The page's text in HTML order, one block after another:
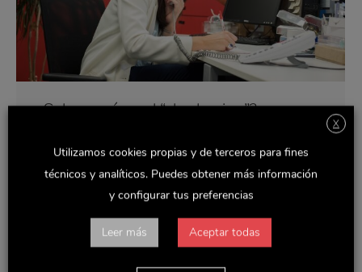
¿Sabes qué es el “shadowing”?
El «shadowing» es una iniciativa que ha puesto en
marcha el Observatorio de Innovación en el Empleo,
OIE, y que consiste en que estudiantes universitarios
sombra» de los directivos de diversos departamentos.
En Delaviuda Confectionery Group, como miembros
X
Utilizamos cookies propias y de terceros para fines
técnicos y analíticos. Puedes obtener más información
y configurar tus preferencias
Leer más Aceptar todas